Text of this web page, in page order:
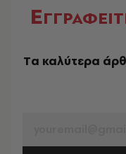
Ε
Tα καλύτερα